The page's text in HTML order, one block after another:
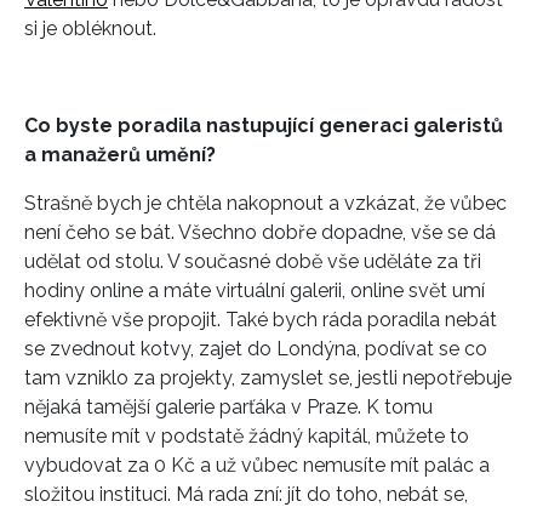
si je obléknout.
Co byste poradila nastupující generaci galeristů
a manažerů umění?
Strašně bych je chtěla nakopnout a vzkázat, že vůbec
není čeho se bát. Všechno dobře dopadne, vše se dá
udělat od stolu. V současné době vše uděláte za tři
hodiny online a máte virtuální galerii, online svět umí
efektivně vše propojit. Také bych ráda poradila nebát
se zvednout kotvy, zajet do Londýna, podívat se co
tam vzniklo za projekty, zamyslet se, jestli nepotřebuje
nějaká tamější galerie parťáka v Praze. K tomu
nemusíte mít v podstatě žádný kapitál, můžete to
vybudovat za 0 Kč a už vůbec nemusíte mít palác a
složitou instituci. Má rada zní: jít do toho, nebát se,